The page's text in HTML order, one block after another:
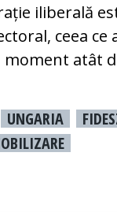
iliberală
ceea
atât
UNGARIA